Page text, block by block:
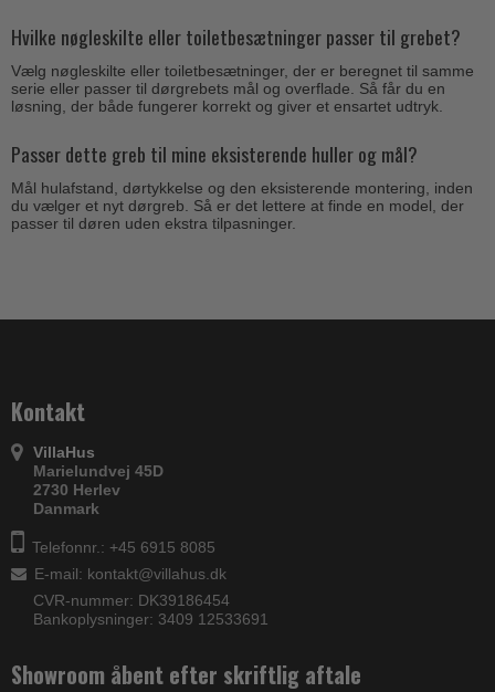
Hvilke nøgleskilte eller toiletbesætninger passer til grebet?
Vælg nøgleskilte eller toiletbesætninger, der er beregnet til samme
serie eller passer til dørgrebets mål og overflade. Så får du en
løsning, der både fungerer korrekt og giver et ensartet udtryk.
Passer dette greb til mine eksisterende huller og mål?
Mål hulafstand, dørtykkelse og den eksisterende montering, inden
du vælger et nyt dørgreb. Så er det lettere at finde en model, der
passer til døren uden ekstra tilpasninger.
Kontakt
VillaHus
Marielundvej 45D
2730 Herlev
Danmark
Telefonnr.: +45 6915 8085
E-mail: kontakt@villahus.dk
CVR-nummer: DK39186454
Bankoplysninger: 3409 12533691
Showroom åbent efter skriftlig aftale